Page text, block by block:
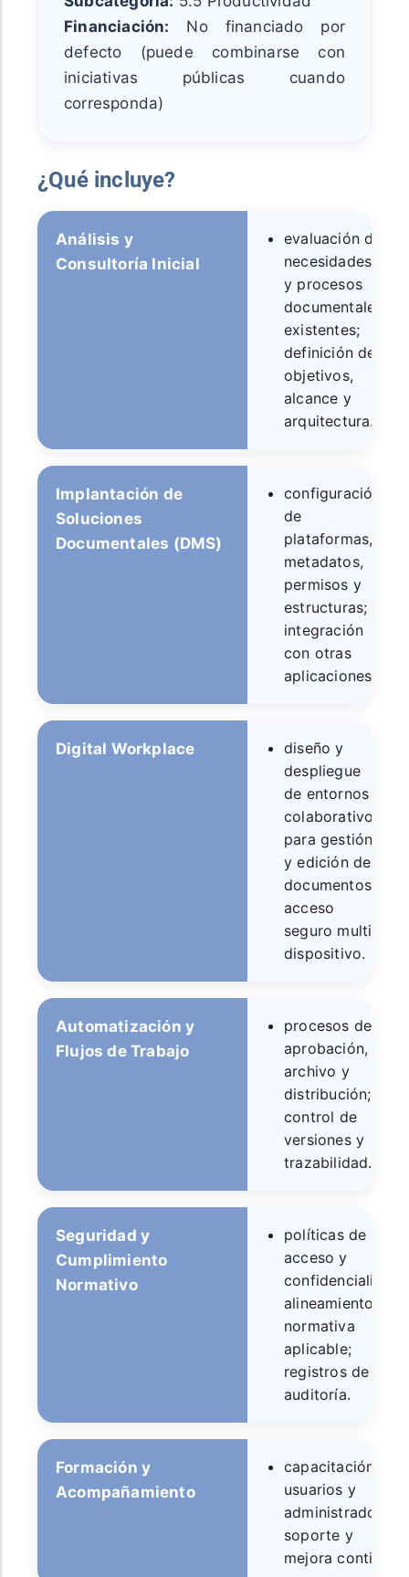
Financiación: No financiado por
defecto (puede combinarse con
iniciativas públicas cuando
corresponda)
¿Qué incluye?
Análisis y
Consultoría Inicial
evaluación de
necesidades
y procesos
documentales
existentes;
definición de
objetivos,
alcance y
arquitectura.
Implantación de
Soluciones
Documentales (DMS)
configuración
de
plataformas,
metadatos,
permisos y
estructuras;
integración
con otras
aplicaciones.
Digital Workplace
diseño y
despliegue
de entornos
colaborativos
para gestión
y edición de
documentos;
acceso
seguro multi-
dispositivo.
Automatización y
Flujos de Trabajo
procesos de
aprobación,
archivo y
distribución;
control de
versiones y
trazabilidad.
Seguridad y
Cumplimiento
Normativo
políticas de
acceso y
confidencialidad;
alineamiento con
normativa
aplicable;
registros de
auditoría.
Formación y
Acompañamiento
capacitación de
usuarios y
administradores;
soporte y
mejora continua.